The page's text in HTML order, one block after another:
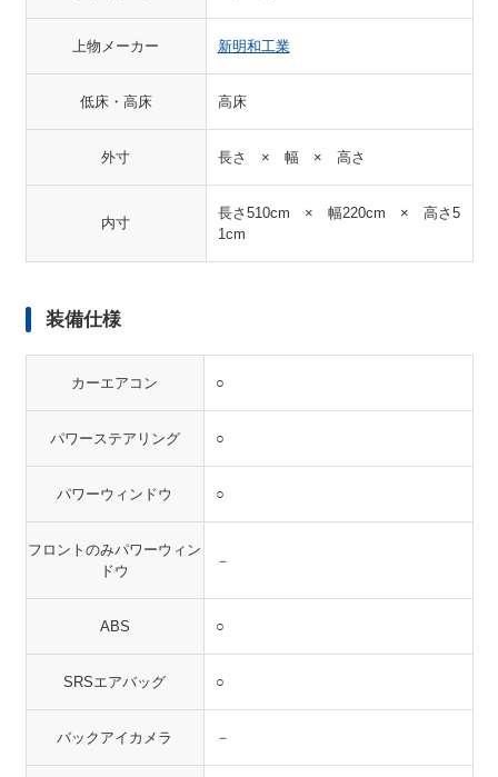
上物メーカー 新明和工業
低床・高床 高床
外寸 長さ × 幅 × 高さ
内寸
長さ510cm × 幅220cm × 高さ5
1cm
装備仕様
カーエアコン ○
パワーステアリング ○
パワーウィンドウ ○
フロントのみパワーウィン
ドウ
－
ABS ○
SRSエアバッグ ○
バックアイカメラ －